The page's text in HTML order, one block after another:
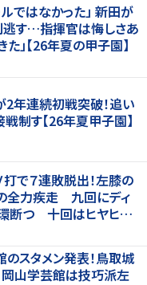
ではなかった」 新田が
す…指揮官は悔しさあ
」【26年夏の甲子園】
年連続初戦突破！追い
制す【26年夏甲子園】
で７連敗脱出！左膝の
全力疾走 九回にディ
断つ 十回はヒヤヒヤ
スタメン発表！鳥取城
山学芸館は技巧派左